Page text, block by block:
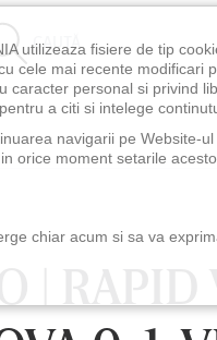
CAUTĂ
| RAPID
utilizeaza fisiere de tip
cele mai recente modificari
caracter personal si privind
a citi si intelege
navigarii pe Website-
orice moment setarile
chiar acum si sa va